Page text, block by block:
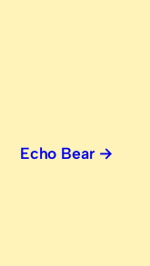
Echo Bear